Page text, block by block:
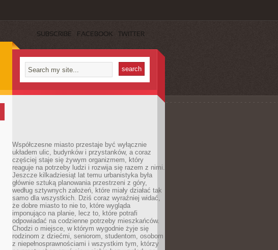
SUBSCRIBE FACEBOOK TWITTER
Współczesne miasto przestaje być wyłącznie
układem ulic, budynków i przystanków, a coraz
częściej staje się żywym organizmem, który
reaguje na potrzeby ludzi i rozwija się razem z nimi.
Jeszcze kilkadziesiąt lat temu urbanistyka była
głównie sztuką planowania przestrzeni z góry,
według sztywnych założeń, które miały działać tak
samo dla wszystkich. Dziś coraz wyraźniej widać,
że dobre miasto to nie to, które wygląda
imponująco na planie, lecz to, które potrafi
odpowiadać na codzienne potrzeby mieszkańców.
Chodzi o miejsce, w którym wygodnie żyje się
rodzinom z dziećmi, seniorom, studentom, osobom
z niepełnosprawnościami i wszystkim tym, którzy